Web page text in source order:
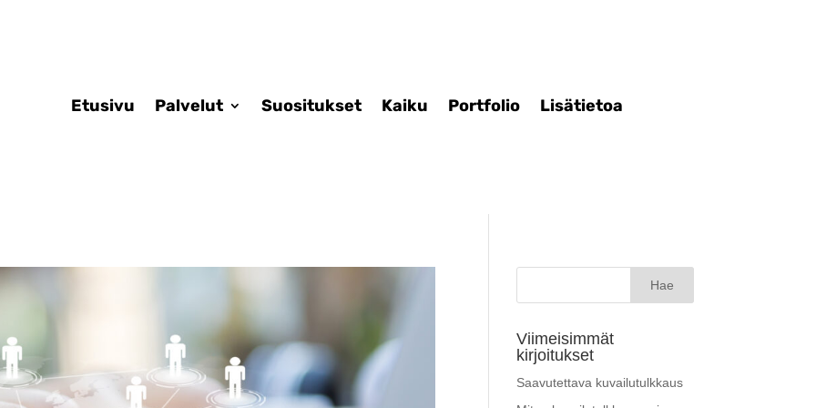
Etusivu Palvelut Suositukset Kaiku Portfolio Lisätietoa
Haku:
Viimeisimmät
kirjoitukset
Saavutettava kuvailutulkkaus